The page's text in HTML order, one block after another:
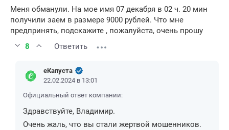
Меня обманули. На мое имя 07 декабря в 02 ч. 20 мин
получили заем в размере 9000 рублей. Что мне
предпринять, подскажите , пожалуйста, очень прошу
8
Ответить
еКапуста
22.02.2024 в 13:01
Официальный ответ компании:
Здравствуйте, Владимир.
Очень жаль, что вы стали жертвой мошенников.